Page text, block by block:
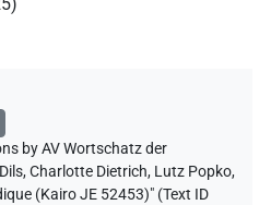
byAV Wortschatz der
, Charlotte Dietrich, Lutz Popko,
(Kairo JE 52453)" (Text ID